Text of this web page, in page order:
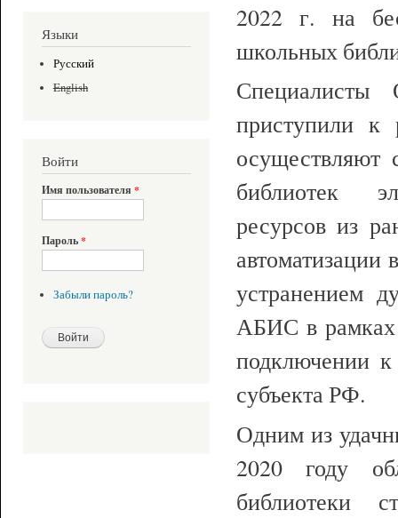
Языки
Русский
English
Войти
Имя пользователя *
Пароль*
Забыли пароль?
2022 г. на
школьных
приступили к
осуществляют
библиотек
ресурсов из
устранением
АБИС в рамках
подключении
субъекта РФ.
Одним из
2020 году
библиотеки